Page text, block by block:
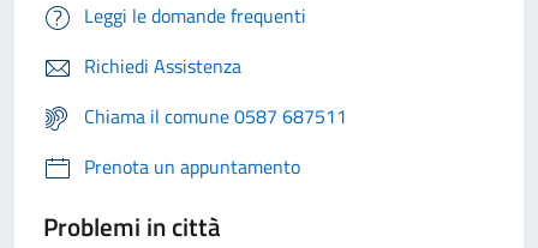
Leggi le domande frequenti
Richiedi Assistenza
Chiama il comune 0587 687511
Prenota un appuntamento
Problemi in città